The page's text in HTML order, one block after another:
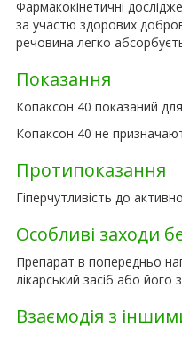
Фармакокінетичні
за участю здорових
речовина легко
Показання
Копаксон 40 показаний
Копаксон 40 не
Протипоказання
Гіперчутливість до
Особливі заходи
Препарат в попередньо
лікарський засіб або
Взаємодія з